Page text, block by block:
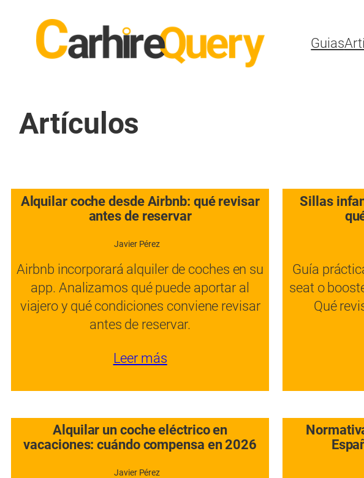
Guias
Artículos
Alquilar coche desde Airbnb: qué revisar
antes de reservar
Javier Pérez
Airbnb incorporará alquiler de coches en su
app. Analizamos qué puede aportar al
viajero y qué condiciones conviene revisar
antes de reservar.
Leer más
Sillas
Guía
seat o
Qué
Alquilar un coche eléctrico en
vacaciones: cuándo compensa en 2026
Javier Pérez